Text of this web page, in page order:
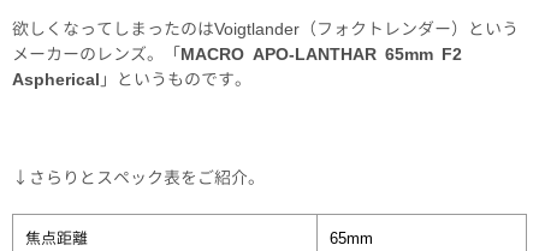
欲しくなってしまったのはVoigtlander（フォクトレンダー）という
メーカーのレンズ。「MACRO APO-LANTHAR 65mm F2
Aspherical 」というものです。
↓さらりとスペック表をご紹介。
焦点距離 65mm